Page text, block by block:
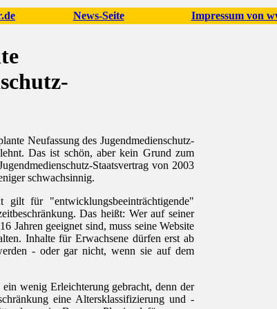
News-Seite Impressum von
Neufassung des Jugendmedienschutz-
Das ist schön, aber kein Grund zum
Staatsvertrag von 2003
schwachsinnig.
gilt für "entwicklungsbeeinträchtigende"
Das heißt: Wer auf seiner
Jahren geeignet sind, muss seine Website
Inhalte für Erwachsene dürfen erst ab
- oder gar nicht, wenn sie auf dem
ein wenig Erleichterung gebracht, denn der
eine Altersklassifizierung und -